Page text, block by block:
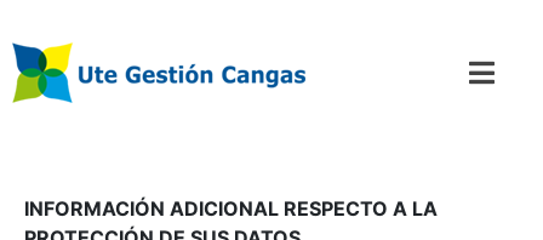
INFORMACIÓN ADICIONAL RESPECTO A LA